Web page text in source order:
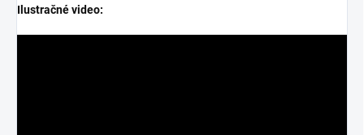
Ilustračné video: